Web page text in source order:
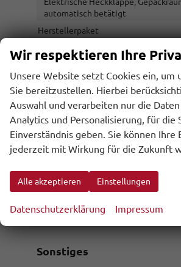
automatisch betätigt
Herstellerpaket
Schiebetür
Räder & Technik
Antriebsachse
Fahrwerk- und Regelungssysteme
Antiblockiersystem (ABS),
(ASR/CTS/ETS), Reifendruckkontrolle
Felgentyp
Reifentyp
Sonstiges
Wir respektieren Ihre
Unsere Website setzt Cookies ein, um
Sie bereitzustellen. Hierbei
Auswahl und verarbeiten nur die
Analytics und Personalisierung, für die
Einverständnis geben. Sie können Ihre
jederzeit mit Wirkung für die Zukunft
Alle akzeptieren Einstellungen
Datenschutzerklärung Impressum